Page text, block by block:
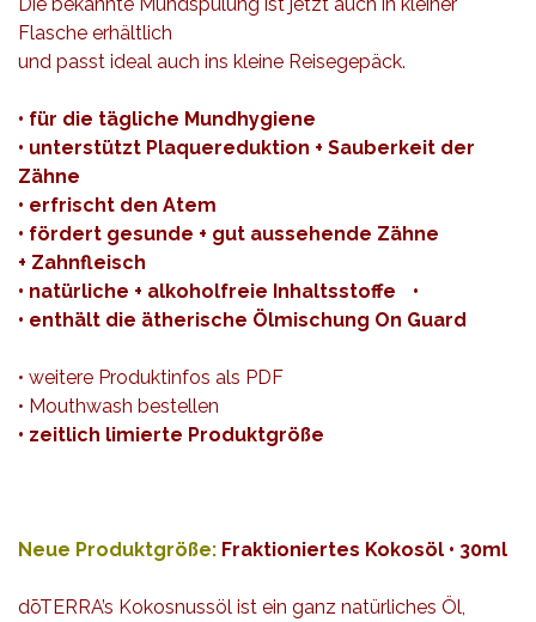
Flasche erhältlich
und passt ideal auch ins kleine Reisegepäck.
• für die tägliche Mundhygiene
• unterstützt Plaquereduktion + Sauberkeit der
Zähne
• erfrischt den Atem
• fördert gesunde + gut aussehende Zähne
+ Zahnfleisch
• natürliche + alkoholfreie Inhaltsstoffe •
• enthält die ätherische Ölmischung On Guard
• weitere Produktinfos als PDF
• Mouthwash bestellen
• zeitlich limierte Produktgröße
Neue Produktgröße: Fraktioniertes Kokosöl • 30ml
dōTERRA’s Kokosnussöl ist ein ganz natürliches Öl,